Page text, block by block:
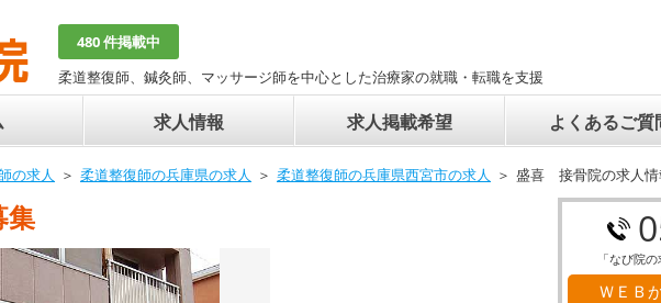
480 件掲載中
柔道整復師、鍼灸師、マッサージ師を中心とした治療家の就職・転職を支援
求人情報 求人掲載希望 よくあるご質
の求人 柔道整復師の兵庫県の求人 柔道整復師の兵庫県西宮市の求人 盛喜 接骨院の求人情
「なび院
ＷＥＢ
集